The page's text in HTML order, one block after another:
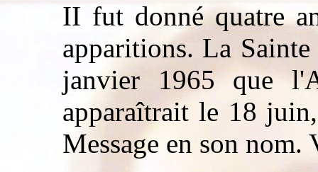
II fut donné quatre
apparitions. La
janvier 1965 que
apparaîtrait le 18
Message en son nom.